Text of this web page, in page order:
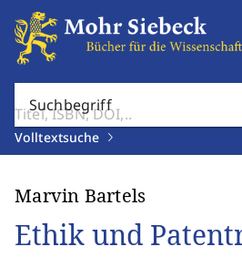
Suchbegriff
Volltextsuche
Marvin Bartels
Ethik und